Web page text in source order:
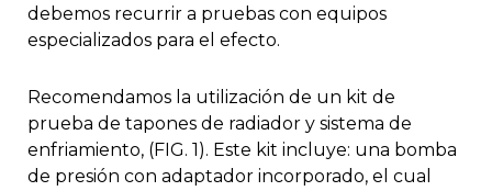
debemos recurrir a pruebas con equipos
especializados para el efecto.
Recomendamos la utilización de un kit de
prueba de tapones de radiador y sistema de
enfriamiento, (FIG. 1). Este kit incluye: una bomba
de presión con adaptador incorporado, el cual